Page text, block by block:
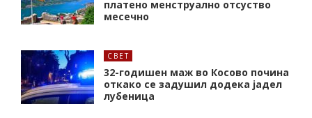
платено менструално отсуство
месечно
СВЕТ
32-годишен маж во Косово почина
откако се задушил додека јадел
лубеница